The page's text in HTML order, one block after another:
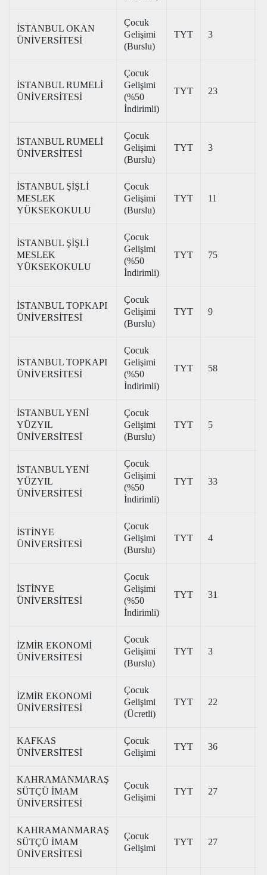
İSTANBUL OKAN
ÜNİVERSİTESİ
Çocuk
Gelişimi
(Burslu)
TYT 3
İSTANBUL RUMELİ
ÜNİVERSİTESİ
Çocuk
Gelişimi
(%50
İndirimli)
TYT 23
İSTANBUL RUMELİ
ÜNİVERSİTESİ
Çocuk
Gelişimi
(Burslu)
TYT 3
İSTANBUL ŞİŞLİ
MESLEK
YÜKSEKOKULU
Çocuk
Gelişimi
(Burslu)
TYT 11
İSTANBUL ŞİŞLİ
MESLEK
YÜKSEKOKULU
Çocuk
Gelişimi
(%50
İndirimli)
TYT 75
İSTANBUL TOPKAPI
ÜNİVERSİTESİ
Çocuk
Gelişimi
(Burslu)
TYT 9
İSTANBUL TOPKAPI
ÜNİVERSİTESİ
Çocuk
Gelişimi
(%50
İndirimli)
TYT 58
İSTANBUL YENİ
YÜZYIL
ÜNİVERSİTESİ
Çocuk
Gelişimi
(Burslu)
TYT 5
İSTANBUL YENİ
YÜZYIL
ÜNİVERSİTESİ
Çocuk
Gelişimi
(%50
İndirimli)
TYT 33
İSTİNYE
ÜNİVERSİTESİ
Çocuk
Gelişimi
(Burslu)
TYT 4
İSTİNYE
ÜNİVERSİTESİ
Çocuk
Gelişimi
(%50
İndirimli)
TYT 31
İZMİR EKONOMİ
ÜNİVERSİTESİ
Çocuk
Gelişimi
(Burslu)
TYT 3
İZMİR EKONOMİ
ÜNİVERSİTESİ
Çocuk
Gelişimi
(Ücretli)
TYT 22
KAFKAS
ÜNİVERSİTESİ
Çocuk
Gelişimi
TYT 36
KAHRAMANMARAŞ
SÜTÇÜ İMAM
ÜNİVERSİTESİ
Çocuk
Gelişimi
TYT 27
KAHRAMANMARAŞ
SÜTÇÜ İMAM
ÜNİVERSİTESİ
Çocuk
Gelişimi
TYT 27